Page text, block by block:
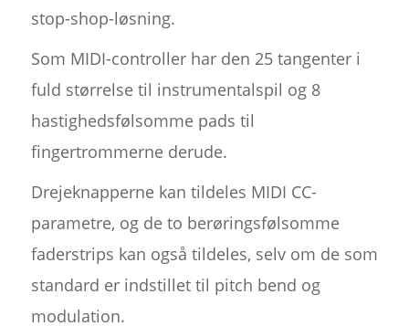
stop-shop-løsning.
Som MIDI-controller har den 25 tangenter i
fuld størrelse til instrumentalspil og 8
hastighedsfølsomme pads til
fingertrommerne derude.
Drejeknapperne kan tildeles MIDI CC-
parametre, og de to berøringsfølsomme
faderstrips kan også tildeles, selv om de som
standard er indstillet til pitch bend og
modulation.